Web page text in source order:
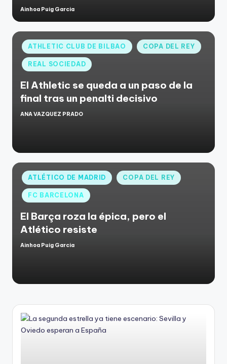
Ainhoa Puig Garcia
ATHLETIC CLUB DE BILBAO COPA DEL REY
REAL SOCIEDAD
El Athletic se queda a un paso de la
final tras un penalti decisivo
ANA VAZQUEZ PRADO
ATLÉTICO DE MADRID COPA DEL REY
FC BARCELONA
El Barça roza la épica, pero el
Atlético resiste
Ainhoa Puig Garcia